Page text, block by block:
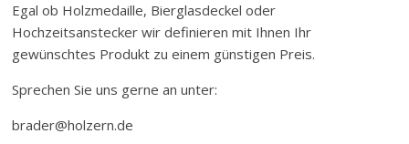
Egal ob Holzmedaille, Bierglasdeckel oder
Hochzeitsanstecker wir definieren mit Ihnen Ihr
gewünschtes Produkt zu einem günstigen Preis.
Sprechen Sie uns gerne an unter:
brader@holzern.de